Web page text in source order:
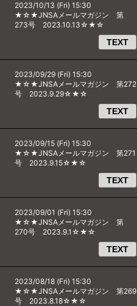
2023/10/13 (Fri) 15:30
★☆★JNSAメールマガジン 第
273号 2023.10.13☆★☆
TEXT
2023/09/29 (Fri) 15:30
★☆★JNSAメールマガジン 第272
号 2023.9.29☆★☆
TEXT
2023/09/15 (Fri) 15:30
★☆★JNSAメールマガジン 第271
号 2023.9.15☆★☆
TEXT
2023/09/01 (Fri) 15:30
★☆★JNSAメールマガジン 第
270号 2023.9.1☆★☆
TEXT
2023/08/18 (Fri) 15:30
★☆★JNSAメールマガジン 第269
号 2023.8.18☆★☆